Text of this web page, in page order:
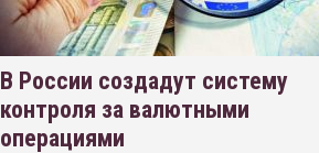
В России создадут систему
контроля за валютными
операциями